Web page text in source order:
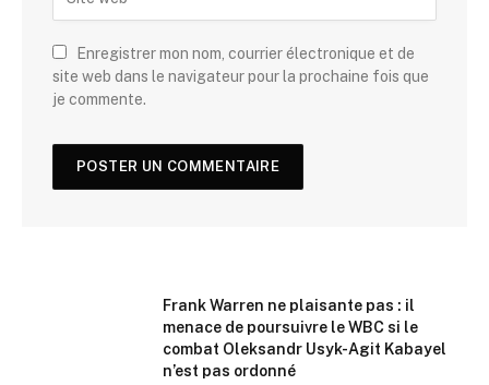
Enregistrer mon nom, courrier électronique et de
site web dans le navigateur pour la prochaine fois que
je commente.
Frank Warren ne plaisante pas : il
menace de poursuivre le WBC si le
combat Oleksandr Usyk-Agit Kabayel
n’est pas ordonné